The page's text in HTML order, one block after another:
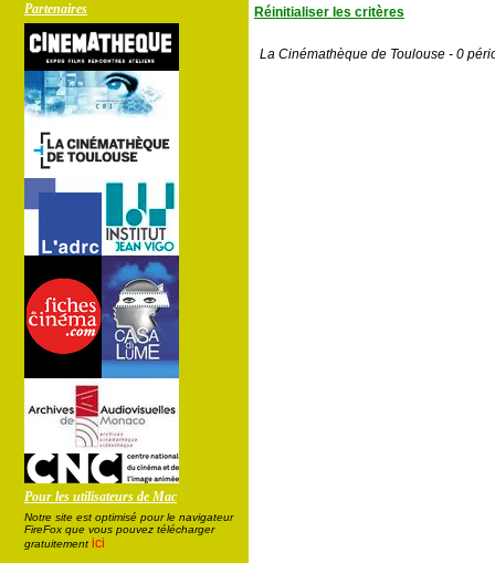
Partenaires
Pour les utilisateurs de Mac
Notre site est optimisé pour le navigateur
FireFox que vous pouvez télécharger
gratuitement ici
Réinitialiser les critères
La Cinémathèque de Toulouse - 0